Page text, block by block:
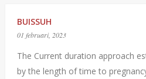
BUISSUH
01 februari, 2023
The Current duration approach
by the length of time to